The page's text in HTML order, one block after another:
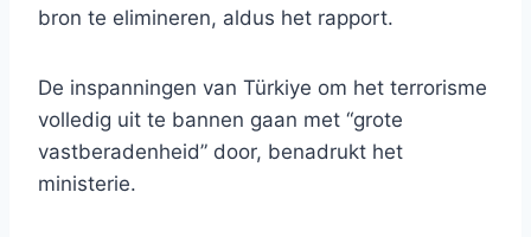
bron te elimineren, aldus het rapport.
De inspanningen van Türkiye om het terrorisme
volledig uit te bannen gaan met “grote
vastberadenheid” door, benadrukt het
ministerie.